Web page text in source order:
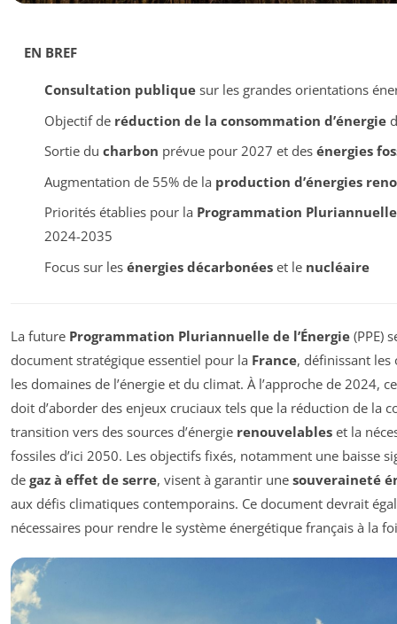
EN BREF
Consultation publiquesur les grandes orientations
Objectif de réduction de la consommation d’énergie
Sortie du charbon prévue pour 2027 et des énergies
Augmentation de 55% de la production d’énergies
Priorités établies pour la Programmation Pluriannuelle
2024-2035
Focus sur les énergies décarbonéeset le nucléaire
La future Programmation Pluriannuelle de l’Énergie (PPE)
document stratégique essentiel pour la France, définissant
les domaines de l’énergie et du climat. À l’approche de 2024,
doit d’aborder des enjeux cruciaux tels que la réduction de la
transition vers des sources d’énergie renouvelables et la
fossiles d’ici 2050. Les objectifs fixés, notamment une baisse
de gaz à effet de serre, visent à garantir une souveraineté
aux défis climatiques contemporains. Ce document devrait
nécessaires pour rendre le système énergétique français à la